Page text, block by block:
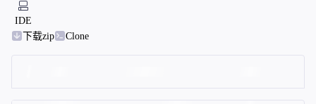
IDE
下载zip
Clone